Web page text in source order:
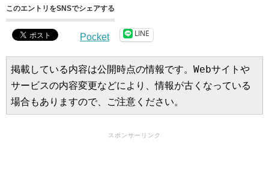
このエントリをSNSでシェアする
Pocket LINE
掲載している内容は公開時点の情報です。Webサイトや
サービスの内容変更などにより、情報が古くなっている
場合もありますので、ご注意ください。
スポンサーリンク